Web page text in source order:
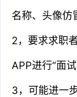
名称、头像仿
2，要求求职
APP进行“面
3，可能进一